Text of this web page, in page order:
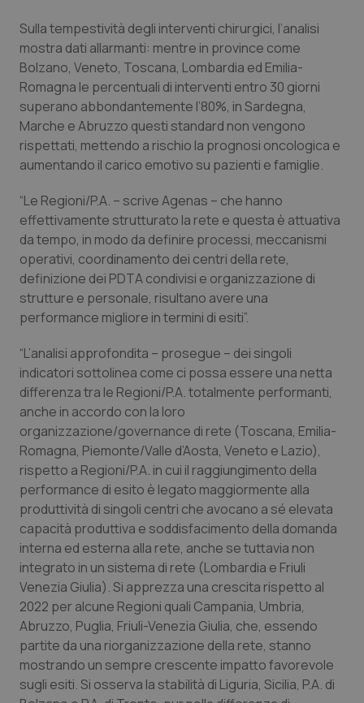
Salute orale & impianti
Sangue & coagulazione
Tiroide
Tumore al seno
Tumori del Polmone & Testa Collo
Tumori gastrointestinali
Ulcera & Reflusso
Vaccini
Sulla tempestività degli interventi chirurgici, l’analisi
mostra dati allarmanti: mentre in province come
Bolzano, Veneto, Toscana, Lombardia ed Emilia-
Romagna le percentuali di interventi entro 30 giorni
superano abbondantemente l’80%, in Sardegna,
Marche e Abruzzo questi standard non vengono
rispettati, mettendo a rischio la prognosi oncologica e
aumentando il carico emotivo su pazienti e famiglie.
“Le Regioni/P.A. – scrive Agenas – che hanno
effettivamente strutturato la rete e questa è attuativa
da tempo, in modo da definire processi, meccanismi
operativi, coordinamento dei centri della rete,
definizione dei PDTA condivisi e organizzazione di
strutture e personale, risultano avere una
performance migliore in termini di esiti”.
“L’analisi approfondita – prosegue – dei singoli
indicatori sottolinea come ci possa essere una netta
differenza tra le Regioni/P.A. totalmente performanti,
anche in accordo con la loro
organizzazione/governance di rete (Toscana, Emilia-
Romagna, Piemonte/Valle d’Aosta, Veneto e Lazio),
rispetto a Regioni/P.A. in cui il raggiungimento della
performance di esito è legato maggiormente alla
produttività di singoli centri che avocano a sé elevata
capacità produttiva e soddisfacimento della domanda
interna ed esterna alla rete, anche se tuttavia non
integrato in un sistema di rete (Lombardia e Friuli
Venezia Giulia). Si apprezza una crescita rispetto al
2022 per alcune Regioni quali Campania, Umbria,
Abruzzo, Puglia, Friuli-Venezia Giulia, che, essendo
partite da una riorganizzazione della rete, stanno
mostrando un sempre crescente impatto favorevole
sugli esiti. Si osserva la stabilità di Liguria, Sicilia, P.A. di